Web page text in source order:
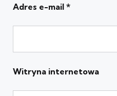
Adres e-mail *
Witryna internetowa